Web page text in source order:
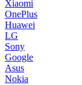
Xiaomi
OnePlus
Huawei
LG
Sony
Google
Asus
Nokia